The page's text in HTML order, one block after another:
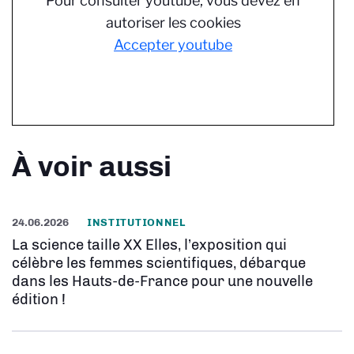
autoriser les cookies
Accepter youtube
À voir aussi
24.06.2026 INSTITUTIONNEL
La science taille XX Elles, l’exposition qui
célèbre les femmes scientifiques, débarque
dans les Hauts-de-France pour une nouvelle
édition !